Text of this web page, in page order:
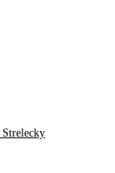
Strelecky